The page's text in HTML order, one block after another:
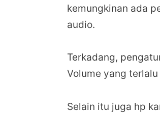
kemungkinan ada
audio.
Terkadang,
Volume yang
Selain itu juga hp